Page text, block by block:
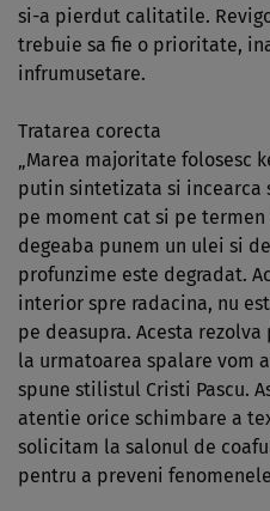
si-a pierdut calitatile.
trebuie sa fie o prioritate,
infrumusetare.
Tratarea corecta
„Marea majoritate folosesc
putin sintetizata si incearca
pe moment cat si pe termen
degeaba punem un ulei si
profunzime este degradat.
interior spre radacina, nu
pe deasupra. Acesta
la urmatoarea spalare vom
spune stilistul Cristi Pascu.
atentie orice schimbare a
solicitam la salonul de
pentru a preveni